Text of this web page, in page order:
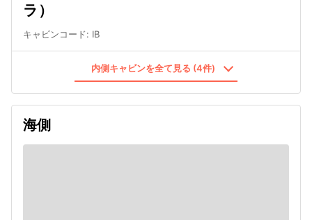
ラ）
キャビンコード: IB
内側キャビンを全て見る (4件)
海側